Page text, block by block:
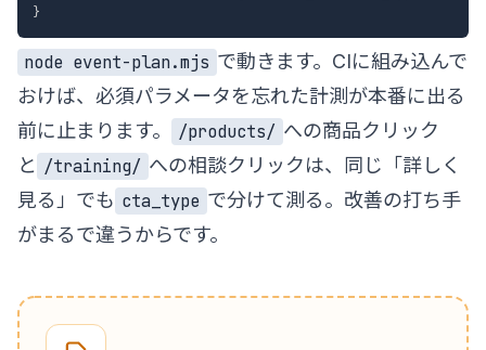
}
node event-plan.mjs で動きます。CIに組み込んで
おけば、必須パラメータを忘れた計測が本番に出る
前に止まります。
/products/ への商品クリック
と /training/ への相談クリックは、同じ「詳しく
見る」でも cta_type で分けて測る。改善の打ち手
がまるで違うからです。